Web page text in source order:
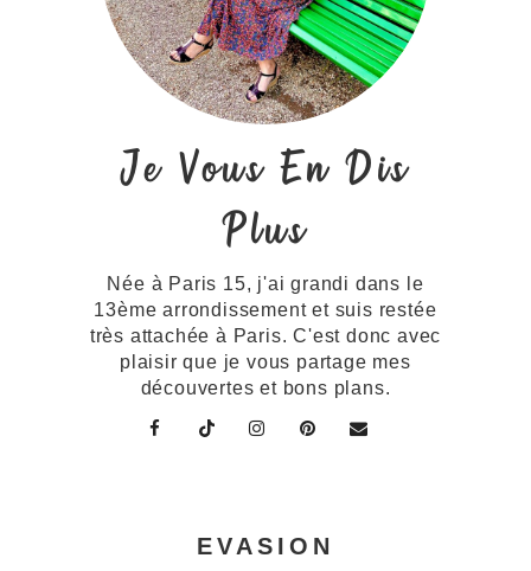
Je Vous En Dis
Plus
Née à Paris 15, j'ai grandi dans le
13ème arrondissement et suis restée
très attachée à Paris. C'est donc avec
plaisir que je vous partage mes
découvertes et bons plans.
EVASION